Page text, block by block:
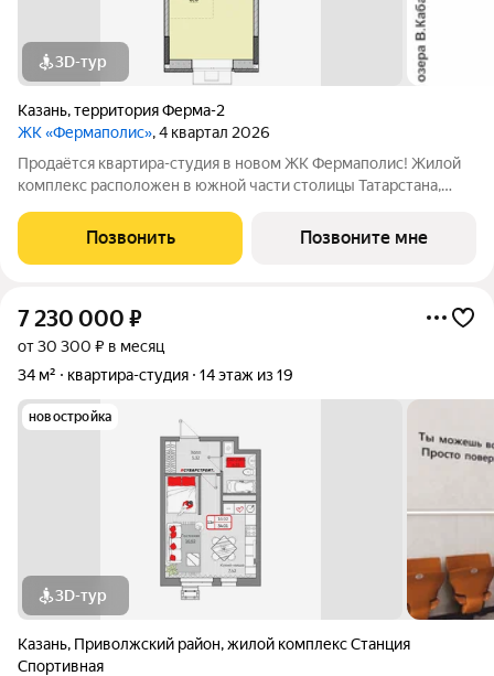
3D-тур
Казань,территория Ферма-2
ЖК «Фермаполис», 4 квартал 2026
Продаётся квартира-студия в новом ЖК Фермаполис! Жилой
комплекс расположен в южной части столицы Татарстана,
недалеко от выезда на Фермское шоссе и Тихорецкую улицу.
До передачи квартиры
Позвонить Позвоните мне
7 230 000 ₽
от 30 300 ₽ в месяц
34 м²
квартира-студия 14 этаж из 19
новостройка
3D-тур
Казань, Приволжский район,жилой комплекс Станция
Спортивная